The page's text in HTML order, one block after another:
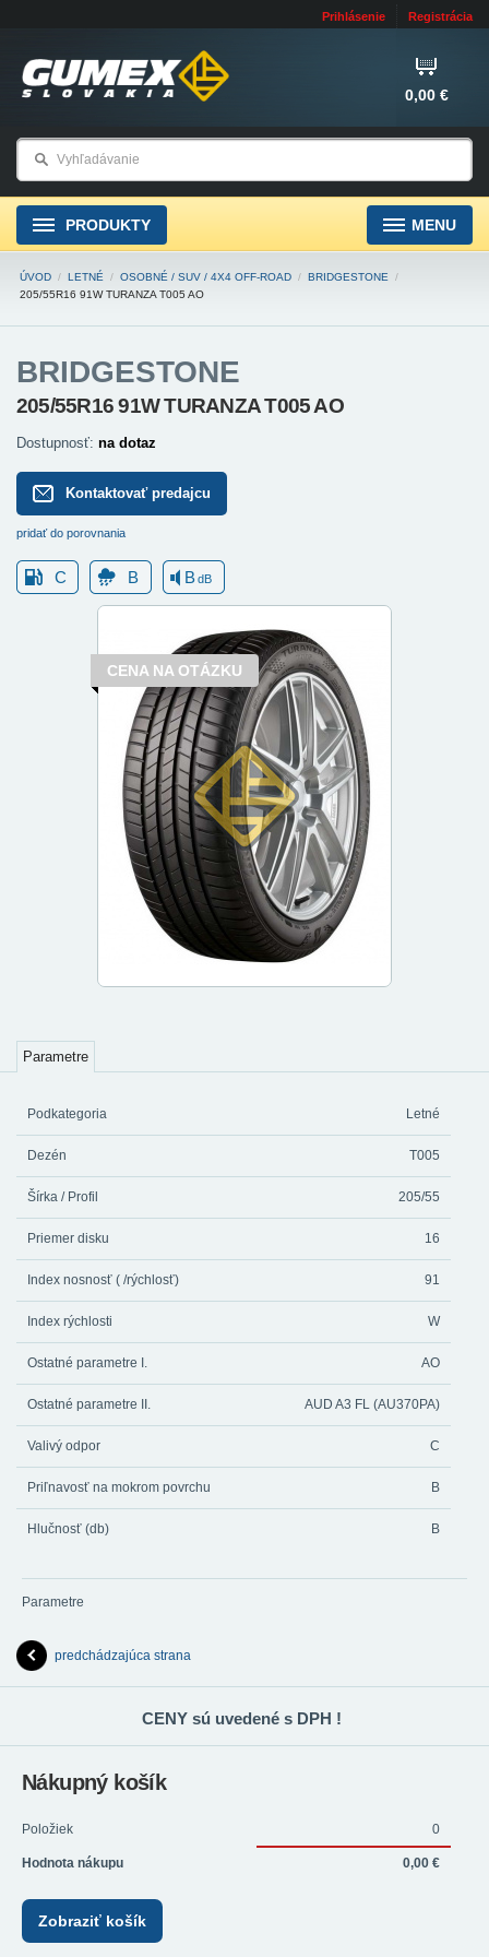
Prihlásenie Registrácia
0,00 €
PRODUKTY MENU
ÚVOD / LETNÉ / OSOBNÉ / SUV / 4X4 OFF-ROAD / BRIDGESTONE
/
205/55R16 91W TURANZA T005 AO
BRIDGESTONE
205/55R16 91W TURANZA T005 AO
Dostupnosť: na dotaz
Kontaktovať predajcu
pridať do porovnania
C B BdB
CENA NA OTÁZKU
Parametre
Podkategoria Letné
Dezén T005
Šírka / Profil 205/55
Priemer disku 16
Index nosnosť ( /rýchlosť) 91
Index rýchlosti W
Ostatné parametre I. AO
Ostatné parametre II. AUD A3 FL (AU370PA)
Valivý odpor C
Priľnavosť na mokrom povrchu B
Hlučnosť (db) B
Parametre
predchádzajúca strana
CENY sú uvedené s DPH !
Nákupný košík
Položiek 0
Hodnota nákupu 0,00 €
Zobraziť košík